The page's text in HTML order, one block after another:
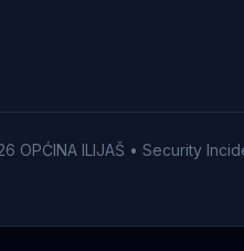
OPĆINA ILIJAŠ • Security